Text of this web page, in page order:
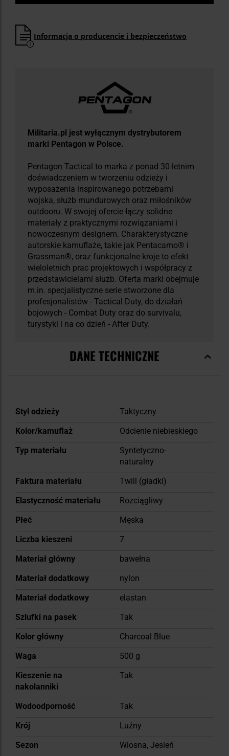
Informacja o producencie i bezpieczeństwo
Militaria.pl jest wyłącznym dystrybutorem
marki Pentagon w Polsce.
Pentagon Tactical to marka z ponad 30-letnim
doświadczeniem w tworzeniu odzieży i
wyposażenia inspirowanego potrzebami
wojska, służb mundurowych oraz miłośników
outdooru. W swojej ofercie łączy solidne
materiały z praktycznymi rozwiązaniami i
nowoczesnym designem. Charakterystyczne
autorskie kamuflaże, takie jak Pentacamo® i
Grassman®, oraz funkcjonalne kroje to efekt
wieloletnich prac projektowych i współpracy z
przedstawicielami służb. Oferta marki obejmuje
m.in. specjalistyczne serie stworzone dla
profesjonalistów - Tactical Duty, do działań
bojowych - Combat Duty oraz do survivalu,
turystyki i na co dzień - After Duty.
DANE TECHNICZNE
Więcej
Styl odzieży
Taktyczny
Kolor/kamuflaż
Odcienie niebieskiego
Typ materiału
Syntetyczno-
naturalny
Faktura materiału
Twill (gładki)
Elastyczność materiału
Rozciągliwy
Płeć
Męska
Liczba kieszeni
7
Materiał główny
bawełna
Materiał dodatkowy
nylon
Materiał dodatkowy
elastan
Szlufki na pasek
Tak
Kolor główny
Charcoal Blue
Waga
500 g
Kieszenie na
nakolanniki
Tak
Wodoodporność
Tak
Krój
Luźny
Sezon
Wiosna, Jesień